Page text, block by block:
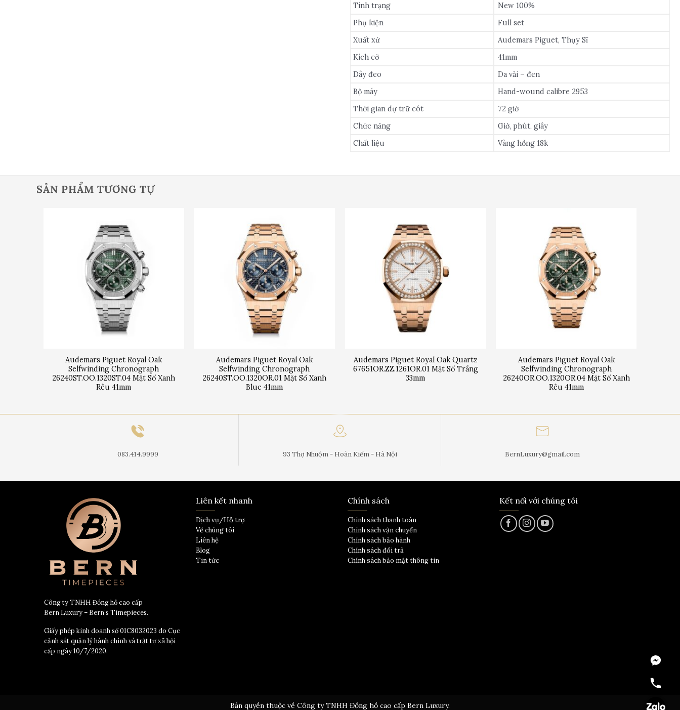
Tình trạng
New 100%
Phụ kiện
Full set
Xuất xứ
Audemars Piguet, Thụy Sĩ
Kích cỡ
41mm
Dây đeo
Da vải – đen
Bộ máy
Hand-wound calibre 2953
Thời gian dự trữ cót
72 giờ
Chức năng
Giờ, phút, giây
Chất liệu
Vàng hồng 18k
SẢN PHẨM TƯƠNG TỰ
Audemars Piguet Royal Oak
Selfwinding Chronograph
26240ST.OO.1320ST.04 Mặt Số Xanh
Rêu 41mm
Audemars Piguet Royal Oak
Selfwinding Chronograph
26240ST.OO.1320OR.01 Mặt Số Xanh
Blue 41mm
Audemars Piguet Royal Oak Quartz
67651OR.ZZ.1261OR.01 Mặt Số Trắng
33mm
Audemars Piguet Royal Oak
Selfwinding Chronograph
26240OR.OO.1320OR.04 Mặt Số Xanh
Rêu 41mm
083.414.9999 93 Thợ Nhuộm - Hoàn Kiếm - Hà Nội BernLuxury@gmail.com
Công ty TNHH Đồng hồ cao cấp
Bern Luxury – Bern’s Timepieces.
Giấy phép kinh doanh số 01C8032023 do Cục
cảnh sát quản lý hành chính và trật tự xã hội
cấp ngày 10/7/2020.
Liên kết nhanh
Dịch vụ/Hỗ trợ
Về chúng tôi
Liên hệ
Blog
Tin tức
Chính sách
Chính sách thanh toán
Chính sách vận chuyển
Chính sách bảo hành
Chính sách đổi trả
Chính sách bảo mật thông tin
Kết nối với chúng tôi
Bản quyền thuộc về Công ty TNHH Đồng hồ cao cấp Bern Luxury.